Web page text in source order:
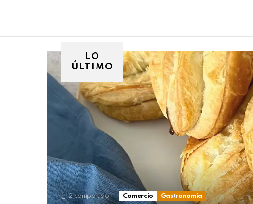
LO
ÚLTIMO
2 compartido Comercio Gastronomía
Villa
Devoto,
07
de
2026